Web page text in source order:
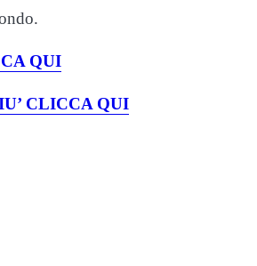
QUI
CLICCA QUI